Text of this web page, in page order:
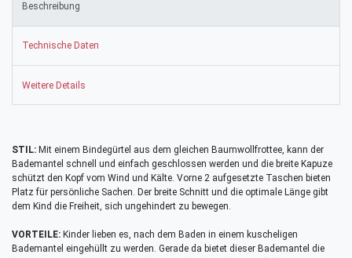
Beschreibung
Technische Daten
Weitere Details
STIL: Mit einem Bindegürtel aus dem gleichen Baumwollfrottee, kann der
Bademantel schnell und einfach geschlossen werden und die breite Kapuze
schützt den Kopf vom Wind und Kälte. Vorne 2 aufgesetzte Taschen bieten
Platz für persönliche Sachen. Der breite Schnitt und die optimale Länge gibt
dem Kind die Freiheit, sich ungehindert zu bewegen.
VORTEILE: Kinder lieben es, nach dem Baden in einem kuscheligen
Bademantel eingehüllt zu werden. Gerade da bietet dieser Bademantel die